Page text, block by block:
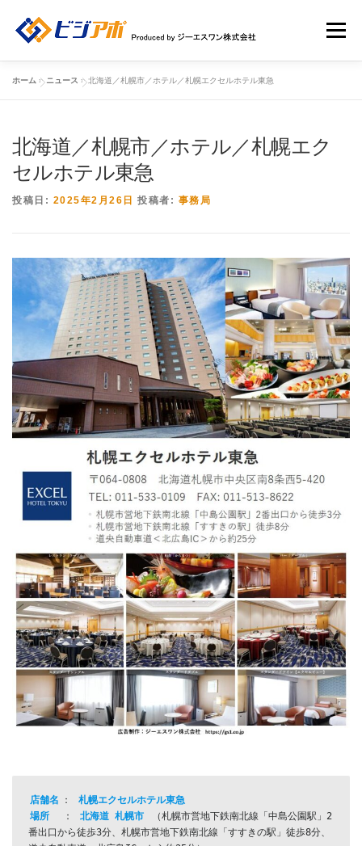
メニュー
HOME
店舗広告一覧 新規ユーザー登録申請 ログイン
ホーム »ニュース »北海道／札幌市／ホテル／札幌エクセルホテル東急
北海道／札幌市／ホテル／札幌エク
セルホテル東急
投稿日: 2025年2月26日 投稿者: 事務局
店舗名 ：
札幌エクセルホテル東急
場所
  ：
北海道 札幌市
（札幌市営地下鉄南北線「中島公園駅」2
番出口から徒歩3分、札幌市営地下鉄南北線「すすきの駅」徒歩8分、